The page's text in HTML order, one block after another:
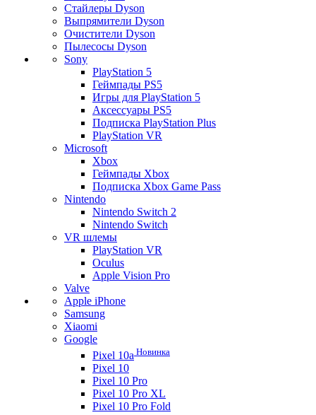
Стайлеры Dyson
Выпрямители Dyson
Очистители Dyson
Пылесосы Dyson
Sony
PlayStation 5
Геймпады PS5
Игры для PlayStation 5
Аксессуары PS5
Подписка PlayStation Plus
PlayStation VR
Microsoft
Xbox
Геймпады Xbox
Подписка Xbox Game Pass
Nintendo
Nintendo Switch 2
Nintendo Switch
VR шлемы
PlayStation VR
Oculus
Apple Vision Pro
Valve
Apple iPhone
Samsung
Xiaomi
Google
Pixel 10a Новинка
Pixel 10
Pixel 10 Pro
Pixel 10 Pro XL
Pixel 10 Pro Fold